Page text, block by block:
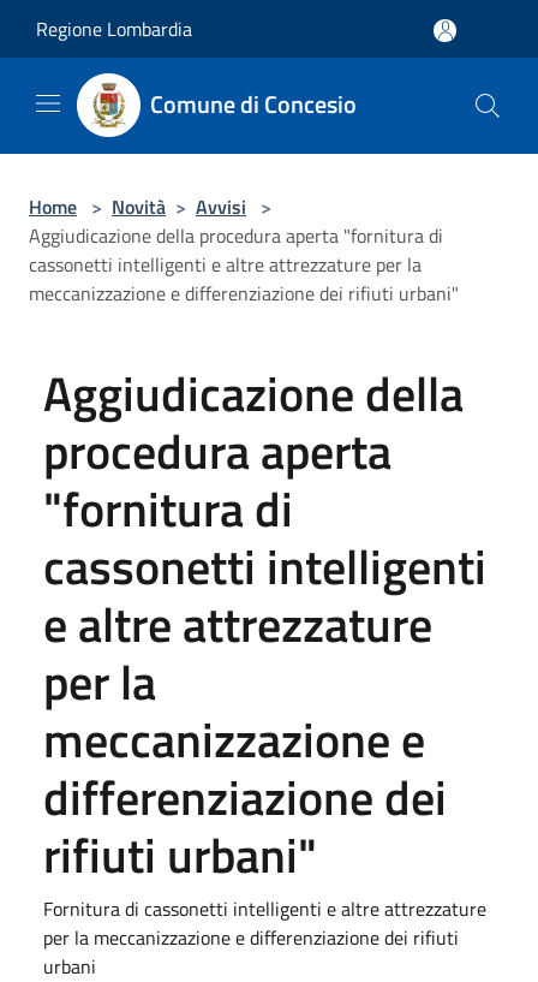
Regione Lombardia
Comune di Concesio
Home > Novità > Avvisi >
Aggiudicazione della procedura aperta "fornitura di
cassonetti intelligenti e altre attrezzature per la
meccanizzazione e differenziazione dei rifiuti urbani"
Aggiudicazione della
procedura aperta
"fornitura di
cassonetti intelligenti
e altre attrezzature
per la
meccanizzazione e
differenziazione dei
rifiuti urbani"
Fornitura di cassonetti intelligenti e altre attrezzature
per la meccanizzazione e differenziazione dei rifiuti
urbani